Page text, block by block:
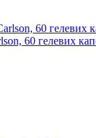
60 гелевих